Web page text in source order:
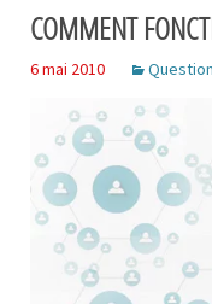
COMMENT
6 mai 2010